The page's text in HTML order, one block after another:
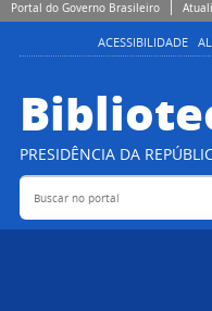
Portal do Governo Brasileiro
ACESSIBILIDADE
PRESIDÊNCIA DA
Buscar no portal